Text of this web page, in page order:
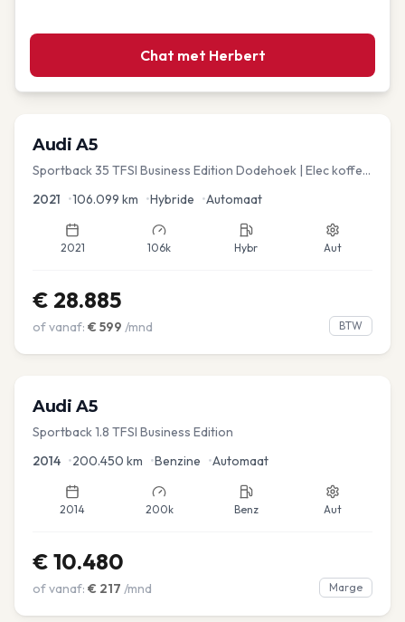
Chat met Herbert
Audi A5
Sportback 35 TFSI Business Edition Dodehoek | Elec koffer
2021 •106.099 km •Hybride •Automaat
2021 106k Hybr Aut
€ 28.885
of vanaf: € 599 /mnd BTW
Audi A5
Sportback 1.8 TFSI Business Edition
2014 •200.450 km •Benzine •Automaat
2014 200k Benz Aut
€ 10.480
of vanaf: € 217 /mnd Marge